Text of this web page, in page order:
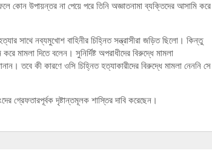
কোন উপায়ন্তর না পেয়ে পরে তিনি অজ্ঞাতনামা ব্যক্তিদের আসামি করে
সাথে নব্যমুখোশ বাহিনীর চিহ্নিত সন্ত্রাসীরা জড়িত ছিলো। কিন্তু
মামলা দিতে বলেন। সুনির্দিষ্ট অপরাধীদের বিরুদ্ধে মামলা
তবে কী কারণে ওসি চিহ্নিত হত্যাকারীদের বিরুদ্ধে মামলা নেননি সে
গ্রেফতারপূর্বক দৃষ্টান্তমূলক শাস্তির দাবি করেছেন।